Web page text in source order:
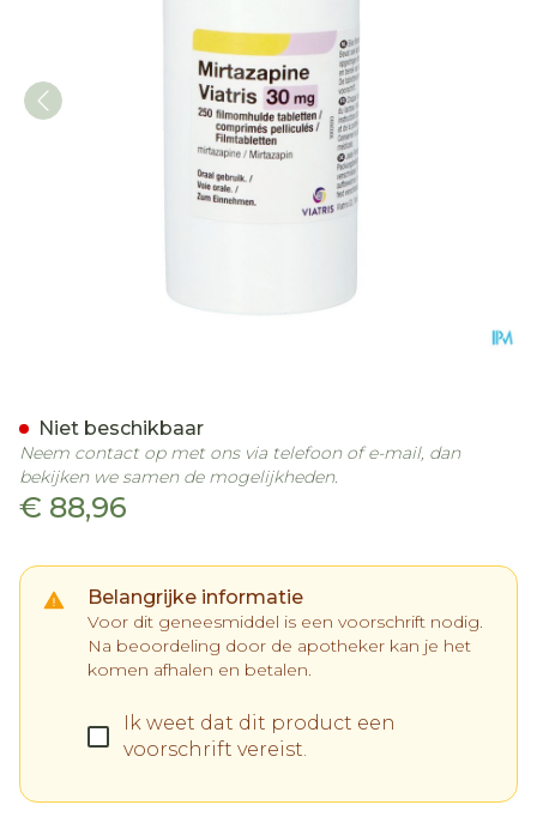
€ 88,96
Belangrijke informatie
Voor dit geneesmiddel is een voorschrift nodig.
Na beoordeling door de apotheker kan je het
komen afhalen en betalen.
Ik weet dat dit product een
voorschrift vereist.
Niet beschikbaar
Neem contact op met ons via telefoon of e-mail, dan
bekijken we samen de mogelijkheden.